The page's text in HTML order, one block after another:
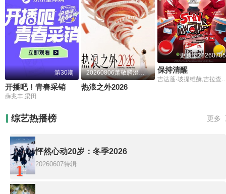
第30期
薛兆丰,梁田
20260806萧敬腾澄清造谣落泪
热浪之外2026
更新至20260705
保持清醒
吉达蓬·坡提维赫,吉拉查彭·斯里桑,帕查差·司隶亚楠让,塔湾·维弘可塔纳,提迪蓬·德查阿派坤,塔维南·阿努固布拉瑟,柴·尼姆塔瓦特,帕金·坤纳阿
综艺热播榜 更多
1
怦然心动20岁：冬季2026
20260607特辑